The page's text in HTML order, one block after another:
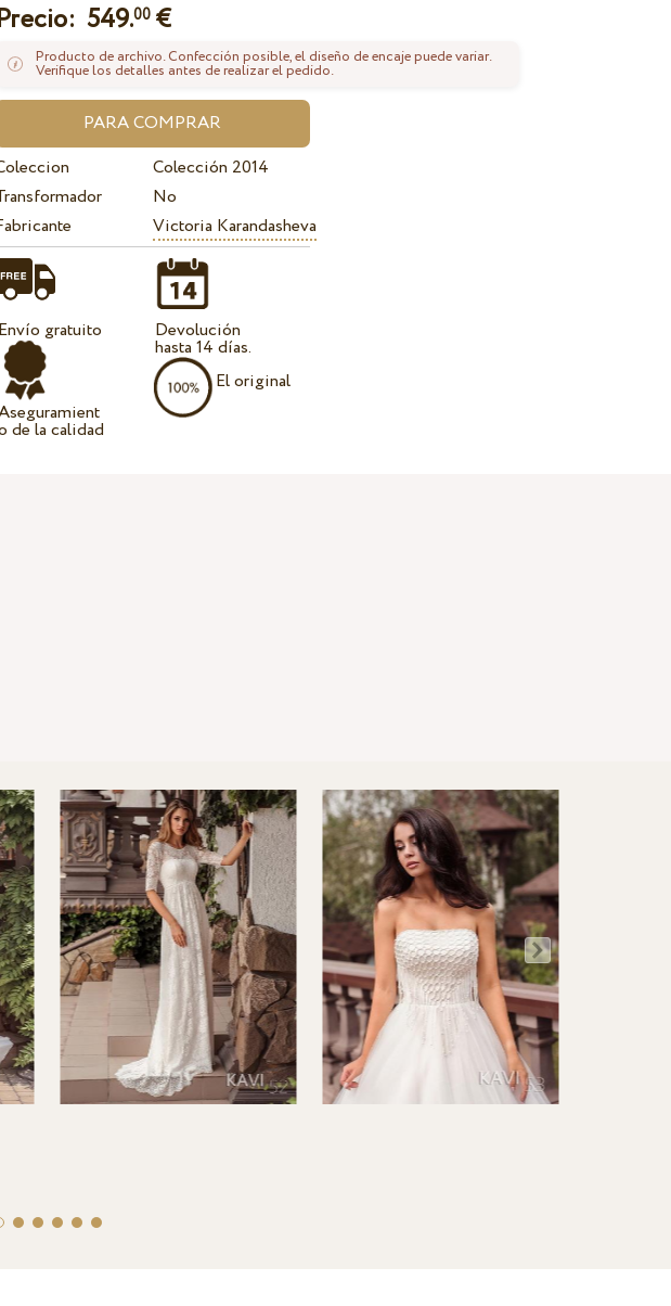
549.00 €
Producto de archivo. Confección posible, el diseño de encaje puede variar.
Verifique los detalles antes de realizar el pedido.
Colección 2014
No
Victoria Karandasheva
Envío gratuito
de la calidad
Devolución
hasta 14 días.
El original